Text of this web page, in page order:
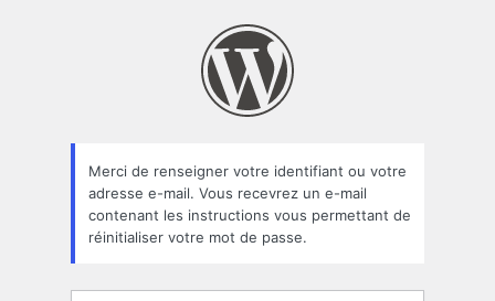
oublié
Merci de renseigner votre identifiant ou votre
adresse e-mail. Vous recevrez un e-mail
contenant les instructions vous permettant de
réinitialiser votre mot de passe.